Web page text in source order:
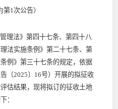
第1次公告）
理法》第四十七条、第四十八
法实施条例》第二十七条、第
例》第三十七条的规定，依据
〔2025〕16号）开展的拟征收
估结果，现将拟订的征收土地
：